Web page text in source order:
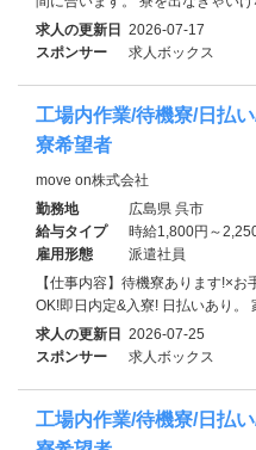
求人の更新日 2026-07-17
スポンサー
求人ボックス
工場内作業/待機寮/日払
寮希望者
move on株式会社
勤務地
広島県 呉市
給与タイプ
時給1,800円～
雇用形態
派遣社員
【仕事内容】待機寮あります!×
OK!即日内定&入寮! 日払いあり。
求人の更新日 2026-07-25
スポンサー
求人ボックス
工場内作業/待機寮/日払